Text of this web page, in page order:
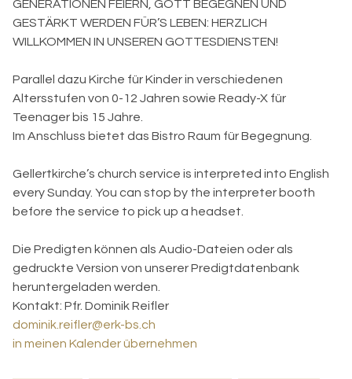
GENERATIONEN FEIERN, GOTT BEGEGNEN UND
GESTÄRKT WERDEN FÜR’S LEBEN: HERZLICH
WILLKOMMEN IN UNSEREN GOTTESDIENSTEN!
Parallel dazu Kirche für Kinder in verschiedenen
Altersstufen von 0-12 Jahren sowie Ready-X für
Teenager bis 15 Jahre.
Im Anschluss bietet das Bistro Raum für Begegnung.
Gellertkirche’s church service is interpreted into English
every Sunday. You can stop by the interpreter booth
before the service to pick up a headset.
Die Predigten können als Audio-Dateien oder als
gedruckte Version von unserer Predigtdatenbank
heruntergeladen werden.
Kontakt: Pfr. Dominik Reifler
dominik.reifler@erk-bs.ch
in meinen Kalender übernehmen